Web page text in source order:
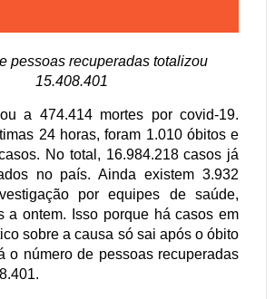
pessoas recuperadas totalizou
15.408.401
a 474.414 mortes por covid-19.
24 horas, foram 1.010 óbitos e
No total, 16.984.218 casos já
no país. Ainda existem 3.932
por equipes de saúde,
a ontem. Isso porque há casos em
sobre a causa só sai após o óbito
o número de pessoas recuperadas